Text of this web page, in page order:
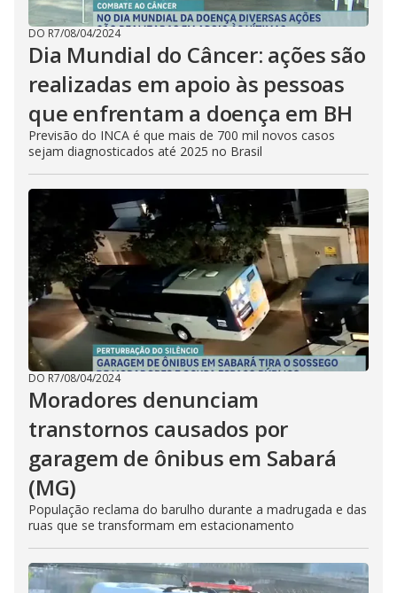
DO R7/08/04/2024
Dia Mundial do Câncer: ações são
realizadas em apoio às pessoas
que enfrentam a doença em BH
Previsão do INCA é que mais de 700 mil novos casos
sejam diagnosticados até 2025 no Brasil
DO R7/08/04/2024
Moradores denunciam
transtornos causados por
garagem de ônibus em Sabará
(MG)
População reclama do barulho durante a madrugada e das
ruas que se transformam em estacionamento